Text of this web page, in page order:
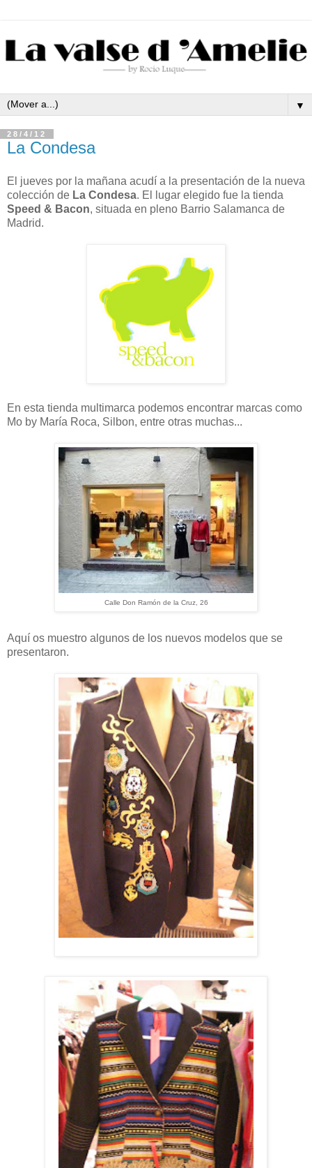
▼
28/4/12
La Condesa
El jueves por la mañana acudí a la presentación de la nueva
colección de La Condesa. El lugar elegido fue la tienda
Speed & Bacon, situada en pleno Barrio Salamanca de
Madrid.
En esta tienda multimarca podemos encontrar marcas como
Mo by María Roca, Silbon, entre otras muchas...
Calle Don Ramón de la Cruz, 26
Aquí os muestro algunos de los nuevos modelos que se
presentaron.